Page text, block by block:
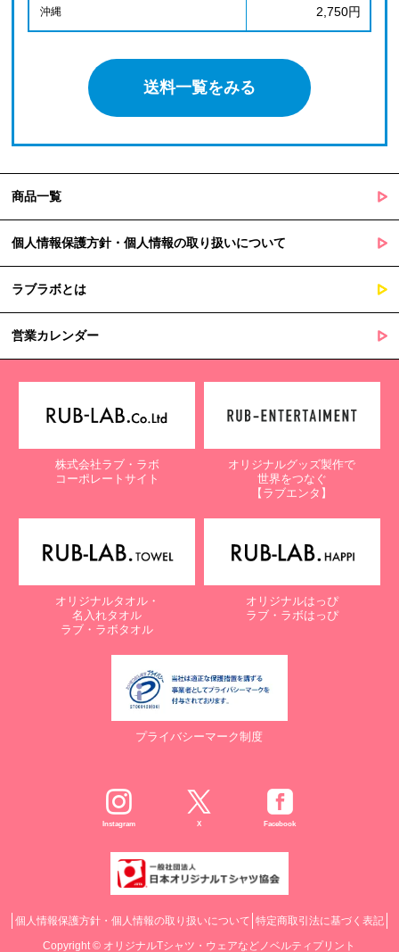
沖縄 2,750円
送料一覧をみる
商品一覧
個人情報保護方針・個人情報の取り扱いについて
ラブラボとは
営業カレンダー
株式会社ラブ・ラボ
コーポレートサイト
オリジナルグッズ製作で
世界をつなぐ
【ラブエンタ】
オリジナルタオル・
名入れタオル
ラブ・ラボタオル
オリジナルはっぴ
ラブ・ラボはっぴ
プライバシーマーク制度
Instagram X Facebook
個人情報保護方針・個人情報の取り扱いについて 特定商取引法に基づく表記
Copyright © オリジナルTシャツ・ウェアなどノベルティプリント